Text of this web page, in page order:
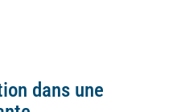
dans une